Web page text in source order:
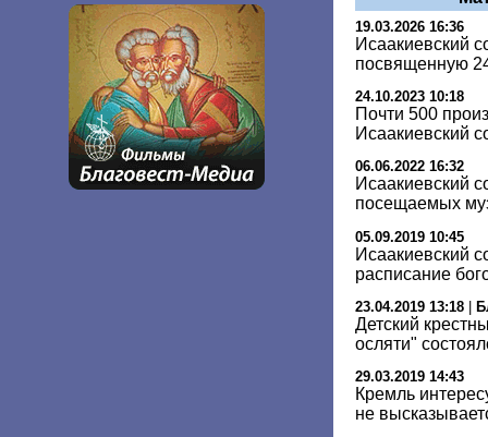
19.03.2026 16:36
Исаакиевский
посвященную
24.10.2023 10:18
Почти 500
Исаакиевский
06.06.2022 16:32
Исаакиевский
посещаемых
05.09.2019 10:45
Исаакиевский
расписание
23.04.2019 13:18
Детский
осляти"
29.03.2019 14:43
Кремль
не